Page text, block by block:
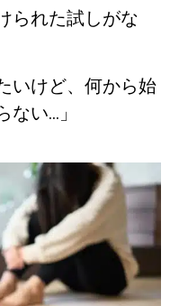
られた試しがな
いけど、何から始
ない…」